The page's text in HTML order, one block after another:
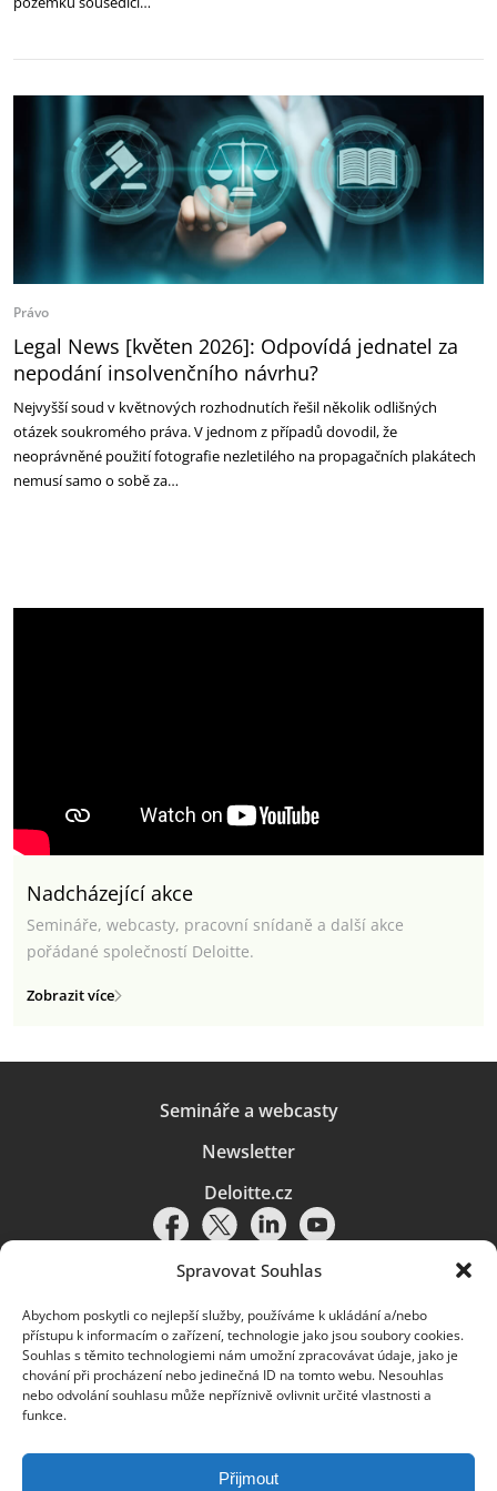
Spravovat Souhlas
Abychom poskytli co nejlepší služby, používáme k ukládání a/nebo
přístupu k informacím o zařízení, technologie jako jsou soubory cookies.
Souhlas s těmito technologiemi nám umožní zpracovávat údaje, jako je
chování při procházení nebo jedinečná ID na tomto webu. Nesouhlas
nebo odvolání souhlasu může nepříznivě ovlivnit určité vlastnosti a
funkce.
Přijmout
Právo
Legal News [květen 2026]: Odpovídá jednatel za
nepodání insolvenčního návrhu?
Nejvyšší soud v květnových rozhodnutích řešil několik odlišných
otázek soukromého práva. V jednom z případů dovodil, že
neoprávněné použití fotografie nezletilého na propagačních plakátech
nemusí samo o sobě za…
Nadcházející akce
Semináře, webcasty, pracovní snídaně a další akce
pořádané společností Deloitte.
Zobrazit více
Semináře a webcasty
Newsletter
Deloitte.cz
Pravidla používání|Ochrana osobních údajů|Soubory cookies |
Deloitte.cz
© 2026. Více informací najdete vPravidlech používání.
Deloitte označuje jednu či více společností globální sítě členských
a přidružené subjekty (souhrnně „organizace Deloitte“). Společnost DTTL
(rovněž označovaná jako „Deloitte Global“) a každá z jejích členských